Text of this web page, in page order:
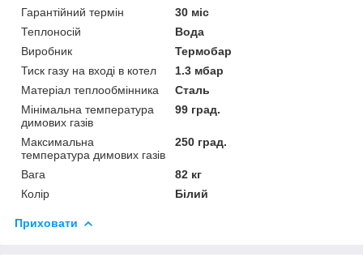
Гарантійний термін
30 міс
Теплоносій
Вода
Виробник
Термобар
Тиск газу на вході в котел
1.3 мбар
Матеріал теплообмінника
Сталь
Мінімальна температура
димових газів
99 град.
Максимальна
температура димових газів
250 град.
Вага
82 кг
Колір
Білий
Приховати